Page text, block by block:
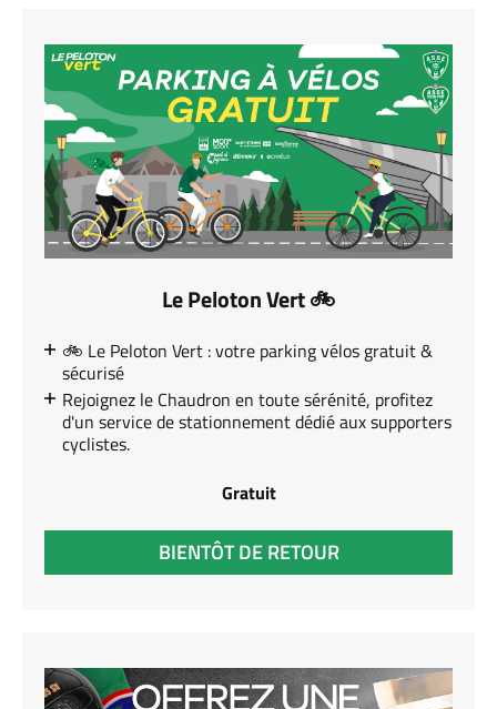
Le Peloton Vert 🚲
🚲 Le Peloton Vert : votre parking vélos gratuit &
sécurisé
Rejoignez le Chaudron en toute sérénité, profitez
d'un service de stationnement dédié aux supporters
cyclistes.
Gratuit
BIENTÔT DE RETOUR